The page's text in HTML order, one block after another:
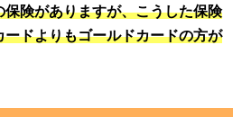
険がありますが、こうした保険
ドよりもゴールドカードの方が